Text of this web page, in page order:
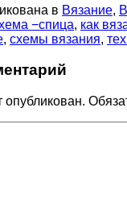
в Вязание,
−спица, как
, схемы вязания,
опубликован.